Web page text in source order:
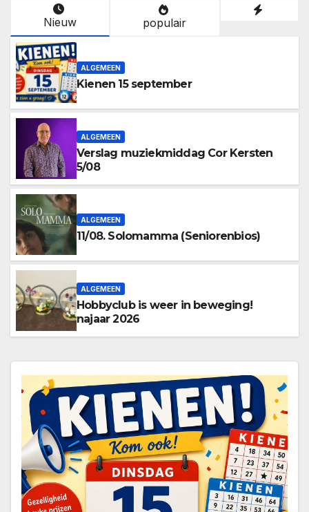
Nieuw populair
ALGEMEEN
Kienen 15 september
ALGEMEEN
Verslag muziekmiddag Cor Kersten
5/08
ALGEMEEN
11/08. Solomamma (Seniorenbios)
ALGEMEEN
Hobbyclub is weer in beweging!
najaar 2026